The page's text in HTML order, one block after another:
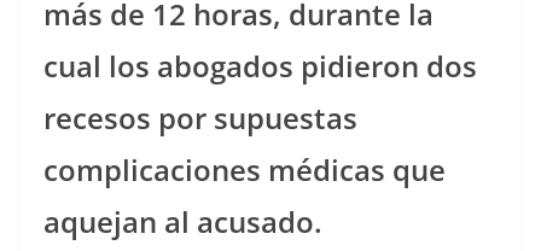
más de 12 horas, durante la
cual los abogados pidieron dos
recesos por supuestas
complicaciones médicas que
aquejan al acusado.